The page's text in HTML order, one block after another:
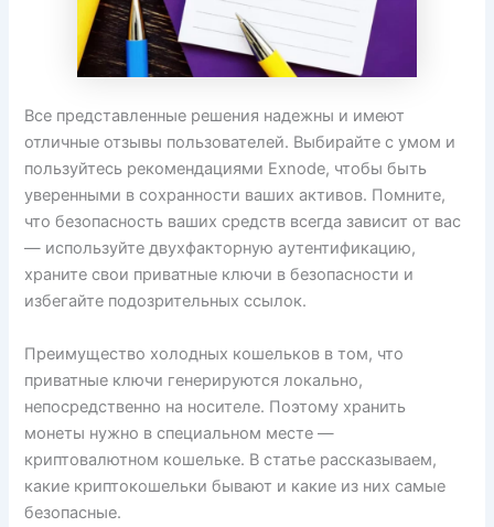
Все представленные решения надежны и имеют
отличные отзывы пользователей. Выбирайте с умом и
пользуйтесь рекомендациями Exnode, чтобы быть
уверенными в сохранности ваших активов. Помните,
что безопасность ваших средств всегда зависит от вас
— используйте двухфакторную аутентификацию,
храните свои приватные ключи в безопасности и
избегайте подозрительных ссылок.
Преимущество холодных кошельков в том, что
приватные ключи генерируются локально,
непосредственно на носителе. Поэтому хранить
монеты нужно в специальном месте —
криптовалютном кошельке. В статье рассказываем,
какие криптокошельки бывают и какие из них самые
безопасные.